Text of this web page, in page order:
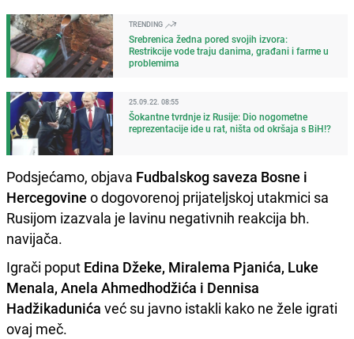
TRENDING
Srebrenica žedna pored svojih izvora:
Restrikcije vode traju danima, građani i farme u
problemima
25.09.22. 08:55
Šokantne tvrdnje iz Rusije: Dio nogometne
reprezentacije ide u rat, ništa od okršaja s BiH!?
Podsjećamo, objava Fudbalskog saveza Bosne i
Hercegovine o dogovorenoj prijateljskoj utakmici sa
Rusijom izazvala je lavinu negativnih reakcija bh.
navijača.
Igrači poput Edina Džeke, Miralema Pjanića, Luke
Menala, Anela Ahmedhodžića i Dennisa
Hadžikadunića već su javno istakli kako ne žele igrati
ovaj meč.